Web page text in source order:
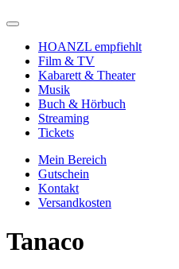
HOANZL empfiehlt
Film & TV
Kabarett & Theater
Musik
Buch & Hörbuch
Streaming
Tickets
Mein Bereich
Gutschein
Kontakt
Versandkosten
Tanaco